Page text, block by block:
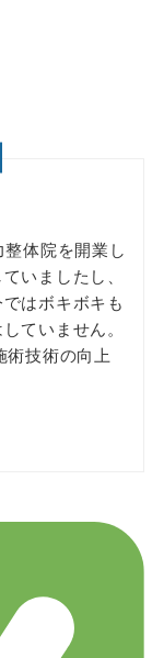
体院を開業し
いましたし、
はボキボキも
ていません。
技術の向上